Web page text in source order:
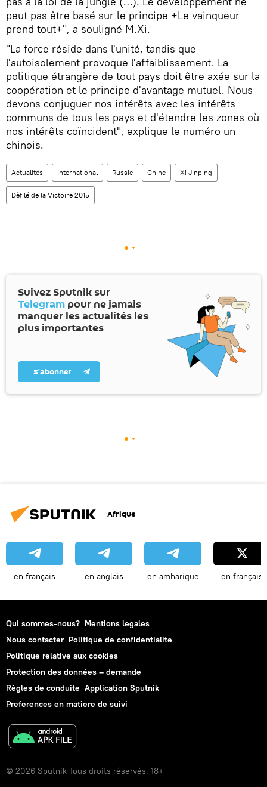
peut pas être basé sur le principe +Le vainqueur
prend tout+", a souligné M.Xi.
"La force réside dans l'unité, tandis que
l'autoisolement provoque l'affaiblissement. La
politique étrangère de tout pays doit être axée sur la
coopération et le principe d'avantage mutuel. Nous
devons conjuguer nos intérêts avec les intérêts
communs de tous les pays et d'étendre les zones où
nos intérêts coïncident", explique le numéro un
chinois.
Actualités International Russie Chine Xi Jinping
Dêfilé de la Victoire 2015
Suivez Sputnik sur
Telegram pour ne jamais
manquer les actualités les
plus importantes
S’abonner
Afrique
en français en anglais en amharique en français
Qui sommes-nous? Mentions legales
Nous contacter Politique de confidentialite
Politique relative aux cookies
Protection des données – demande
Règles de conduite Application Sputnik
Preferences en matiere de suivi
© 2026 Sputnik Tous droits réservés. 18+